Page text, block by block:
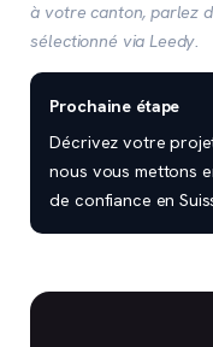
à votre canton, parlez
sélectionné via Leedy.
Prochaine étape
Décrivez votre
nous vous mettons
de confiance en